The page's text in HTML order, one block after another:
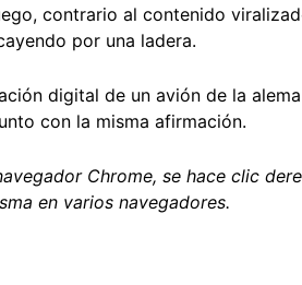
contrario al contenido
por una ladera.
digital de un avión de la
con la misma afirmación.
Chrome, se hace clic
en varios navegadores.